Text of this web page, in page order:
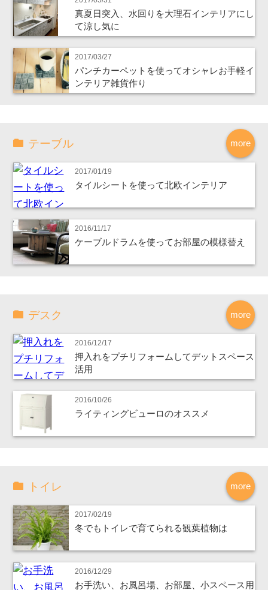
真夏日突入、水回りを大理石インテリアにし
て涼し気に
2017/03/27
パンチカーペットを使ってオシャレお手軽イ
ンテリア雑貨作り
more
テーブル
2017/01/19
タイルシートを使って北欧インテリア
2016/11/17
ケーブルドラムを使ってお部屋の模様替え
more
デスク
2016/12/17
押入れをプチリフォームしてデットスペース
活用
2016/10/26
ライティングビューロのオススメ
more
トイレ
2017/02/19
冬でもトイレで育てられる観葉植物は
2016/12/29
お手洗い、お風呂場、お部屋、小スペース用